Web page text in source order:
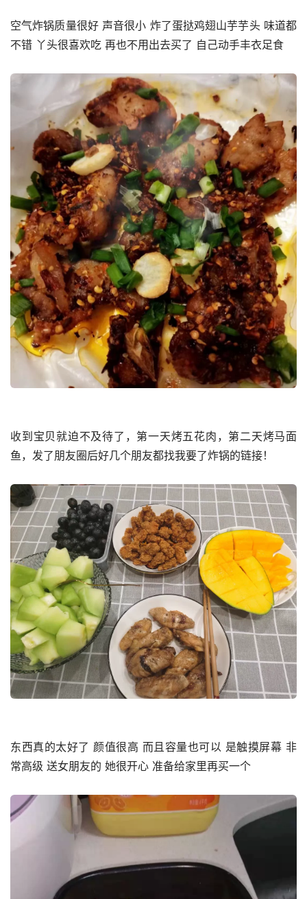
空气炸锅质量很好 声音很小 炸了蛋挞鸡翅山芋芋头 味道都
不错 丫头很喜欢吃 再也不用出去买了 自己动手丰衣足食
收到宝贝就迫不及待了，第一天烤五花肉，第二天烤马面
鱼，发了朋友圈后好几个朋友都找我要了炸锅的链接！
东西真的太好了 颜值很高 而且容量也可以 是触摸屏幕 非
常高级 送女朋友的 她很开心 准备给家里再买一个